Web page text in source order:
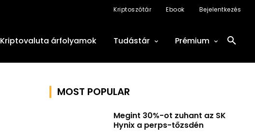
Kriptoszótár Ebook Bejelentkezés
Kriptovaluta árfolyamok Tudástár Prémium
MOST POPULAR
Megint 30%-ot zuhant az SK
Hynix a perps-tőzsdén